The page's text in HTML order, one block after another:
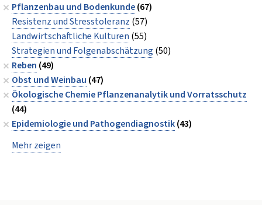
Pflanzenbau und Bodenkunde(67)
Resistenz und Stresstoleranz (57)
Landwirtschaftliche Kulturen (55)
Strategien und Folgenabschätzung (50)
Reben (49)
Obst und Weinbau (47)
Ökologische Chemie Pflanzenanalytik und Vorratsschutz
(44)
Epidemiologie und Pathogendiagnostik(43)
Mehr zeigen